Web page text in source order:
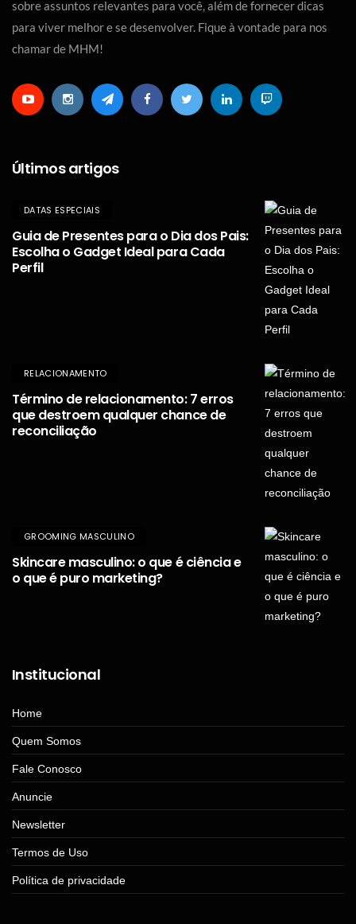
sobre assuntos relevantes para você, além de fornecer dicas
para viver melhor e se desenvolver. Fique à vontade para nos
chamar de MHM!
Últimos artigos
DATAS ESPECIAIS
Guia de Presentes para o Dia dos Pais:
Escolha o Gadget Ideal para Cada
Perfil
RELACIONAMENTO
Término de relacionamento: 7 erros
que destroem qualquer chance de
reconciliação
GROOMING MASCULINO
Skincare masculino: o que é ciência e
o que é puro marketing?
Institucional
Home
Quem Somos
Fale Conosco
Anuncie
Newsletter
Termos de Uso
Política de privacidade